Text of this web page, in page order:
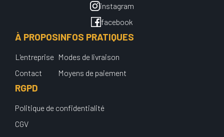
instagram
facebook
À PROPOS
L'entreprise
Contact
INFOS PRATIQUES
Modes de livraison
Moyens de paiement
RGPD
Politique de confidentialité
CGV